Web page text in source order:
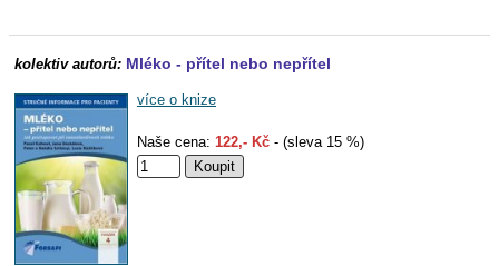
kolektiv autorů: Mléko - přítel nebo nepřítel
více o knize
Naše cena: 122,- Kč - (sleva 15 %)